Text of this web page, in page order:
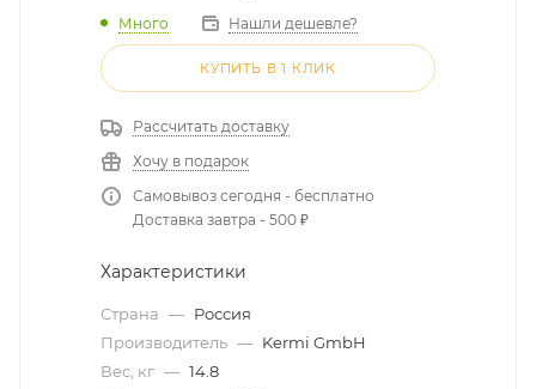
Много Нашли дешевле?
КУПИТЬ В 1 КЛИК
Рассчитать доставку
Хочу в подарок
Самовывоз сегодня - бесплатно
Доставка завтра - 500 ₽
Характеристики
Страна — Россия
Производитель — Kermi GmbH
Вес, кг — 14.8